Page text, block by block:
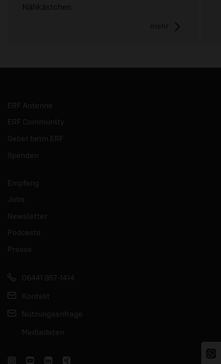
Nähkästchen.
mehr
ERF Antenne
ERF Community
Gebet beim ERF
Spenden
Empfang
Jobs
Newsletter
Podcasts
Presse
06441 957-1414
Kontakt
Nutzungsanfrage
Mediadaten